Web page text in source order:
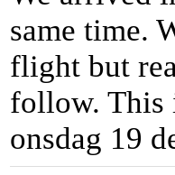
same time.
flight but
follow. This
onsdag 19